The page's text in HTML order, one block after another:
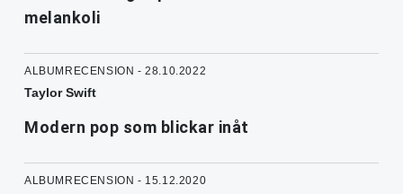
melankoli
ALBUMRECENSION - 28.10.2022
Taylor Swift
Modern pop som blickar inåt
ALBUMRECENSION - 15.12.2020